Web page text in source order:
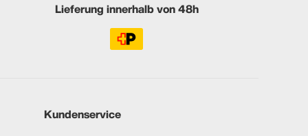
Lieferung innerhalb von 48h
Kundenservice